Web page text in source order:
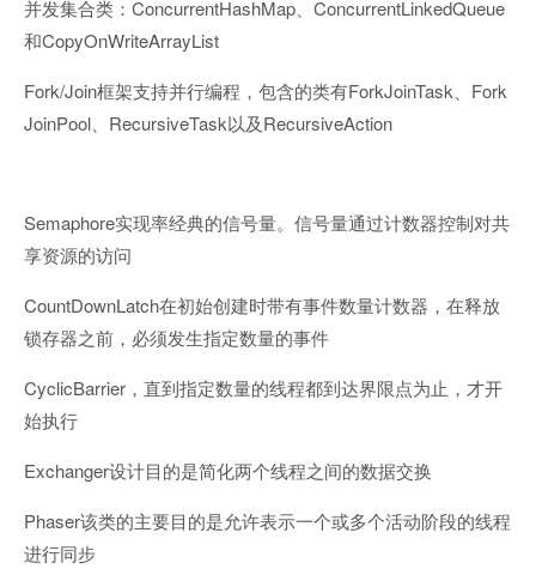
并发集合类： ConcurrentHashMap ConcurrentLinkedQueue
和CopyOnWriteArrayList
Fork/Join框架支持并行编程，包含的类有ForkJoinTask
Fork
JoinPool
RecursiveTask 以及 RecursiveAction
Semaphore实现率经典的信号量。信号量通过计数器控制对共
享资源的访问
CountDownLatch在初始创建时带有事件数量计数器，在释放
锁存器之前，必须发生指定数量的事件
CyclicBarrier ，直到指定数量的线程都到达界限点为止，才开
始执行
Exchanger设计目的是简化两个线程之间的数据交换
Phaser该类的主要目的是允许表示一个或多个活动阶段的线程
进行同步